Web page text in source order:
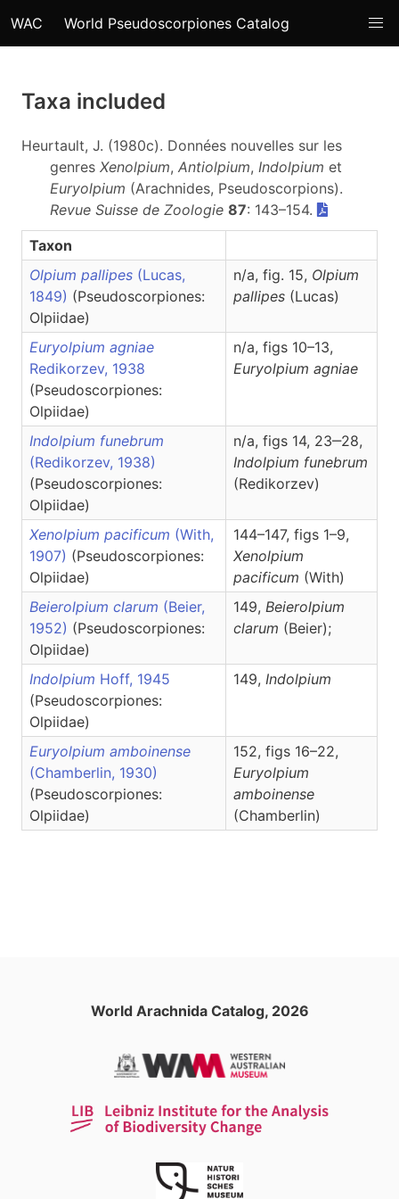
WAC World Pseudoscorpiones Catalog
Taxa included
Heurtault, J. (1980c). Données nouvelles sur les
genres Xenolpium, Antiolpium, Indolpium et
Euryolpium (Arachnides, Pseudoscorpions).
Revue Suisse de Zoologie 87: 143–154.
Taxon
Olpium pallipes (Lucas,
1849) (Pseudoscorpiones:
Olpiidae)
n/a, fig. 15, Olpium
pallipes (Lucas)
Euryolpium agniae
Redikorzev, 1938
(Pseudoscorpiones:
Olpiidae)
n/a, figs 10–13,
Euryolpium agniae
Indolpium funebrum
(Redikorzev, 1938)
(Pseudoscorpiones:
Olpiidae)
n/a, figs 14, 23‒28,
Indolpium funebrum
(Redikorzev)
Xenolpium pacificum (With,
1907) (Pseudoscorpiones:
Olpiidae)
144–147, figs 1–9,
Xenolpium
pacificum (With)
Beierolpium clarum (Beier,
1952) (Pseudoscorpiones:
Olpiidae)
149, Beierolpium
clarum (Beier);
Indolpium Hoff, 1945
(Pseudoscorpiones:
Olpiidae)
149, Indolpium
Euryolpium amboinense
(Chamberlin, 1930)
(Pseudoscorpiones:
Olpiidae)
152, figs 16–22,
Euryolpium
amboinense
(Chamberlin)
World Arachnida Catalog, 2026